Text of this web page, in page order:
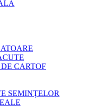
CARTOF
SEMINȚELOR